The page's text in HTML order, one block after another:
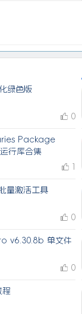
绿色版
0
Package
行库合集
1
量激活工具
0
v6.30.8b 单文件
0
程